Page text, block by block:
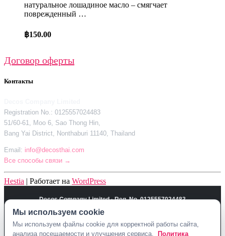
натуральное лошадиное масло – смягчает
поврежденный …
฿150.00
Договор оферты
Контакты
Registration No.: 0125557024483
51/60-61, Moo 6, Sao Thong Hin,
Bang Yai District, Nonthaburi 11140, Thailand
Email: info@decosthai.com
Все способы связи →
Hestia | Работает на WordPress
Decos Company Limited · Reg. No. 0125557024483
51/60-61, Moo 6, Sao Thong Hin, Bang Yai District, Nonthaburi 11140,
Thailand
Политика конфиденциальностиДоговор оферты Контакты Decosthai
Мы используем cookie
Мы используем файлы cookie для корректной работы сайта,
анализа посещаемости и улучшения сервиса.
Политика